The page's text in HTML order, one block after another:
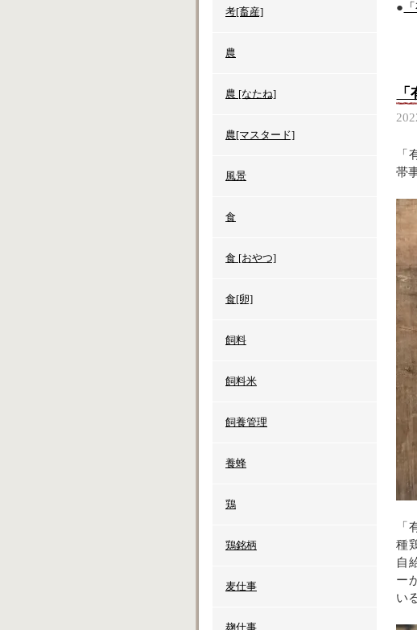
●
「
帯
「
種
自
ー
い
考[畜産]
農
農 [なたね]
農[マスタード]
風景
食
食 [おやつ]
食[卵]
飼料
飼料米
飼養管理
養蜂
鶏
鶏銘柄
麦仕事
麹仕事